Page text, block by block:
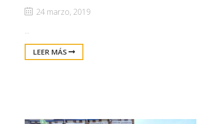
24 marzo, 2019
...
LEER MÁS